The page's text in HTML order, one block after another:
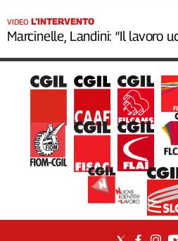
VIDEO L’INTERVENTO
Marcinelle, Landini: “Il lavoro